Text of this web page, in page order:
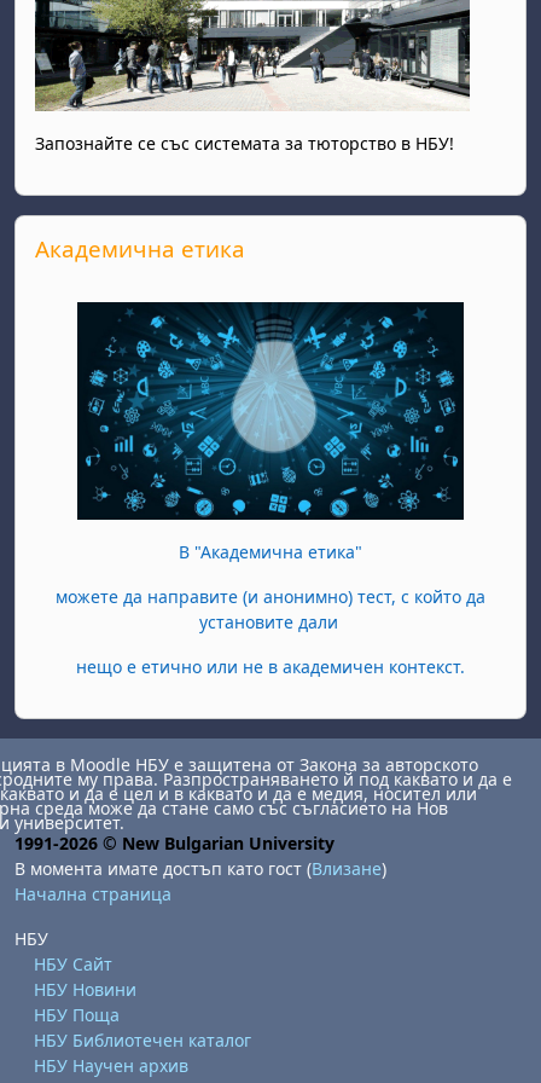
Запознайте се със системата за тюторство в НБУ!
Прескочи Академична етика
Академична етика
В "Академична етика"
можете да направите (и анонимно) тест, с който да
установите дали
нещо е етично или не в академичен контекст.
в Moodle НБУ е защитена от Закона за авторското
му права. Разпространяването й под каквато и да е
и да е цел и в каквато и да е медия, носител или
среда може да стане само със съгласието на Нов
университет.
1991-2026 © New Bulgarian University
В момента имате достъп като гост (Влизане)
Начална страница
НБУ
НБУ Сайт
НБУ Новини
НБУ Поща
НБУ Библиотечен каталог
НБУ Научен архив